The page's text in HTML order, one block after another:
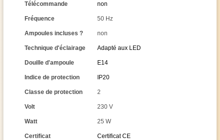
Télécommande non
Fréquence 50 Hz
Ampoules incluses ? non
Technique d'éclairage Adapté aux LED
Douille d'ampoule E14
Indice de protection IP20
Classe de protection 2
Volt 230 V
Watt 25 W
Certificat Certificat CE